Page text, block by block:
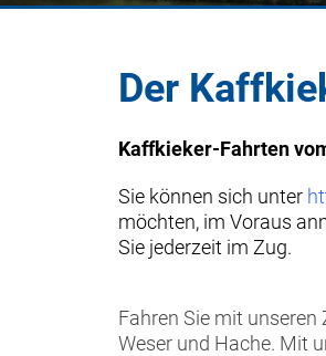
Der
Kaffkieker-Fahrten
Sie können sich unter
möchten, im Voraus
Sie jederzeit im Zug.
Fahren Sie mit unseren
Weser und Hache. Mit